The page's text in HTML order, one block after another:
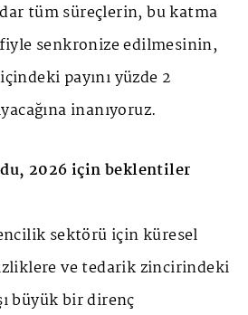
tüm süreçlerin, bu katma
senkronize edilmesinin,
payını yüzde 2
inanıyoruz.
2026 için beklentiler
sektörü için küresel
ve tedarik zincirindeki
büyük bir direnç